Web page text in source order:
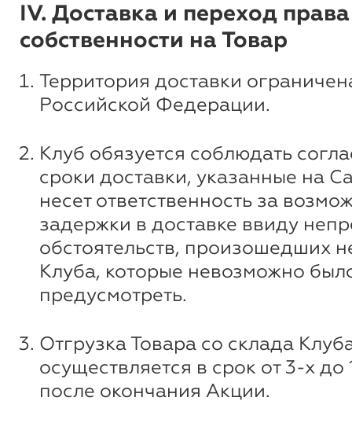
IV. Доставка и переход права
собственности на Товар
Территория доставки
Российской Федерации.
Клуб обязуется соблюдать
сроки доставки, указанные на
несет ответственность за
задержки в доставке ввиду
обстоятельств, произошедших
Клуба, которые невозможно
предусмотреть.
Отгрузка Товара со склада
осуществляется в срок от 3-х
после окончания Акции.